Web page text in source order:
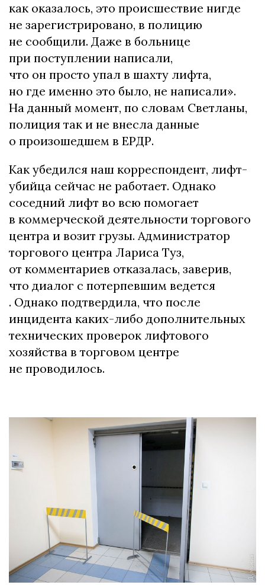
как оказалось, это происшествие нигде
не зарегистрировано, в полицию
не сообщили. Даже в больнице
при поступлении написали,
что он просто упал в шахту лифта,
но где именно это было, не написали».
На данный момент, по словам Светланы,
полиция так и не внесла данные
о произошедшем в ЕРДР.
Как убедился наш корреспондент, лифт-
убийца сейчас не работает. Однако
соседний лифт во всю помогает
в коммерческой деятельности торгового
центра и возит грузы. Администратор
торгового центра Лариса Туз,
от комментариев отказалась, заверив,
что диалог с потерпевшим ведется
. Однако подтвердила, что после
инцидента каких-либо дополнительных
технических проверок лифтового
хозяйства в торговом центре
не проводилось.